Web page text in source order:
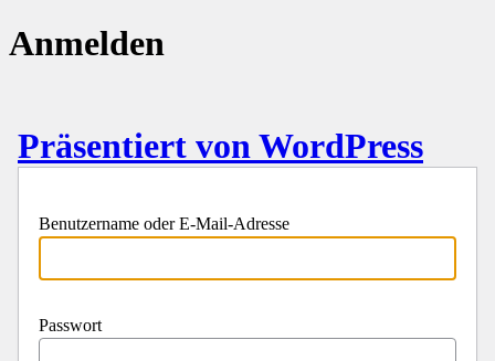
Anmelden
Präsentiert von WordPress
Benutzername oder E-Mail-Adresse
Passwort